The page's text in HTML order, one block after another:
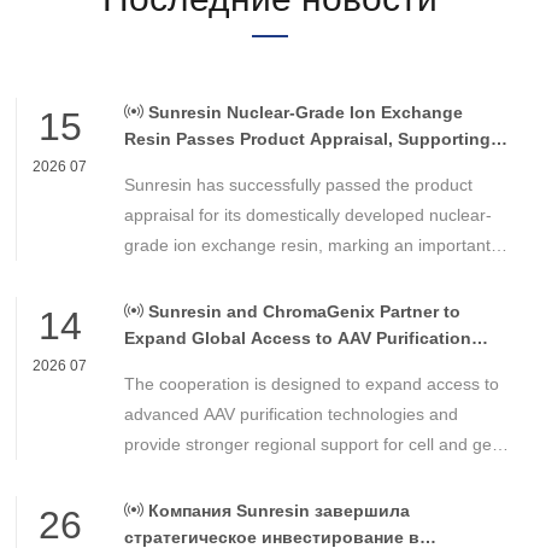
15
2026 07
Sunresin Nuclear-Grade Ion Exchange
Resin Passes Product Appraisal, Supporting
Control
Sunresin has successfully passed the product
appraisal for its domestically developed nuclear-
grade ion exchange resin, marking an important
chemical materials for nuclear power applications.
14
2026 07
Sunresin and ChromaGenix Partner to
Expand Global Access to AAV Purification
The cooperation is designed to expand access to
advanced AAV purification technologies and
provide stronger regional support for cell and gene
Americas.
26
Компания Sunresin завершила
стратегическое инвестирование в